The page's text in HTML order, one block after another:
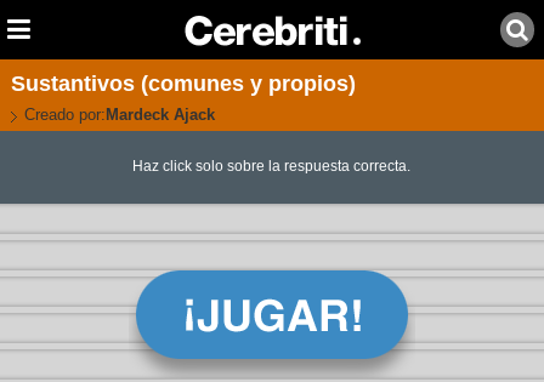
Sustantivos (comunes y propios)
Creado por: Mardeck Ajack
Haz click solo sobre la respuesta correcta.